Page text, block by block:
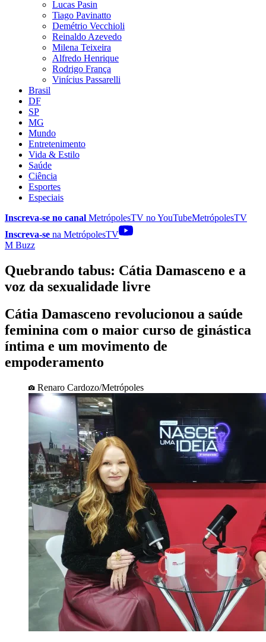
Lucas Pasin
Tiago Pavinatto
Demétrio Vecchioli
Reinaldo Azevedo
Milena Teixeira
Alfredo Henrique
Rodrigo França
Vinícius Passarelli
Brasil
DF
SP
MG
Mundo
Entretenimento
Vida & Estilo
Saúde
Ciência
Esportes
Especiais
Inscreva-se no canal MetrópolesTV noYouTubeMetrópolesTV
Inscreva-se na MetrópolesTV
M Buzz
Quebrando tabus: Cátia Damasceno e a
voz da sexualidade livre
Cátia Damasceno revolucionou a saúde
feminina com o maior curso de ginástica
íntima e um movimento de
empoderamento
Renaro Cardozo/Metrópoles